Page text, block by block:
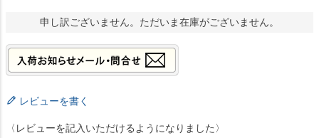
申し訳ございません。ただいま在庫がございません。
レビューを書く
〈レビューを記入いただけるようになりました〉